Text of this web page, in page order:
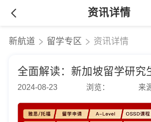
资讯详情
新航道 留学专区 资讯详情
全面解读：新加坡留学研究
2024-08-23 浏览： 来